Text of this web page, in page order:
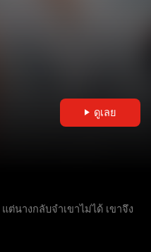
ดูเลย
นางกลับจำเขาไม่ได้ เขาจึง